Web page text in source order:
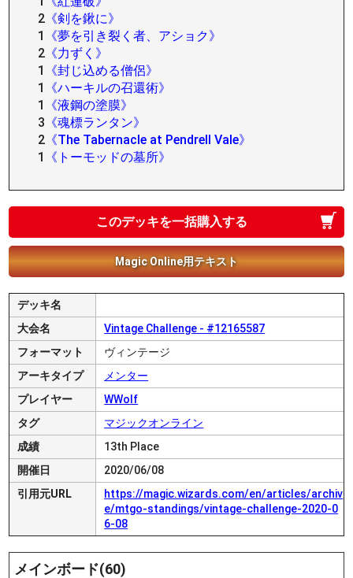
2 《剣を鍬に》
1
《夢を引き裂く者、アショク》
2 《力ずく》
1
《封じ込める僧侶》
1
《ハーキルの召還術》
1
《液鋼の塗膜》
3 《魂標ランタン》
2 《The Tabernacle at Pendrell Vale》
1
《トーモッドの墓所》
このデッキを一括購入する
Magic Online用テキスト
デッキ名
大会名
Vintage Challenge - #12165587
フォーマット
ヴィンテージ
アーキタイプ
メンター
プレイヤー
WWolf
タグ
マジックオンライン
成績
13th Place
開催日
2020/06/08
引用元URL
https://magic.wizards.com/en/articles/archiv
e/mtgo-standings/vintage-challenge-2020-0
6-08
メインボード(60)